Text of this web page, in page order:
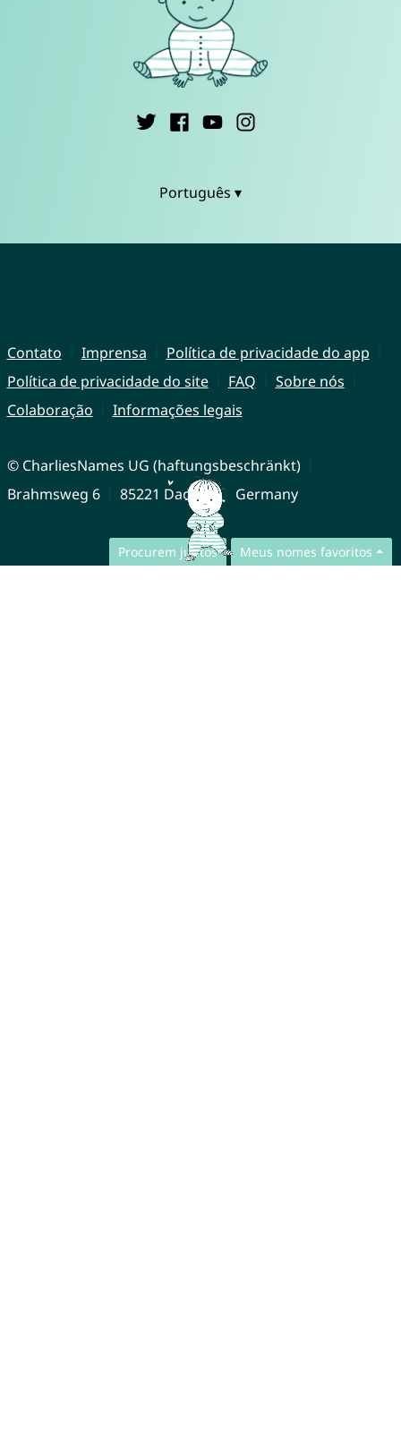
Procurem juntos Meus nomes favoritos
Português ▾
Contato Imprensa
Política de privacidade do app
Política de privacidade do site
FAQ
Sobre nós
Colaboração
Informações legais
© CharliesNames UG (haftungsbeschränkt)
Brahmsweg 6
85221 Dachau Germany